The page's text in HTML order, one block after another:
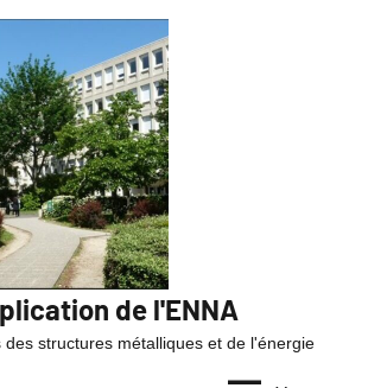
de l'ENNA
des structures métalliques et de l'énergie